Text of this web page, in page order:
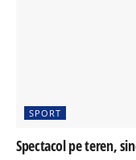
SPORT
Spectacol pe teren,